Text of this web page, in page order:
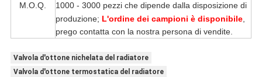
M.O.Q.
1000 - 3000 pezzi che dipende dalla disposizione di
produzione; L'ordine dei campioni è disponibile,
prego contatta con la nostra persona di vendite.
Valvola d'ottone nichelata del radiatore
Valvola d'ottone termostatica del radiatore